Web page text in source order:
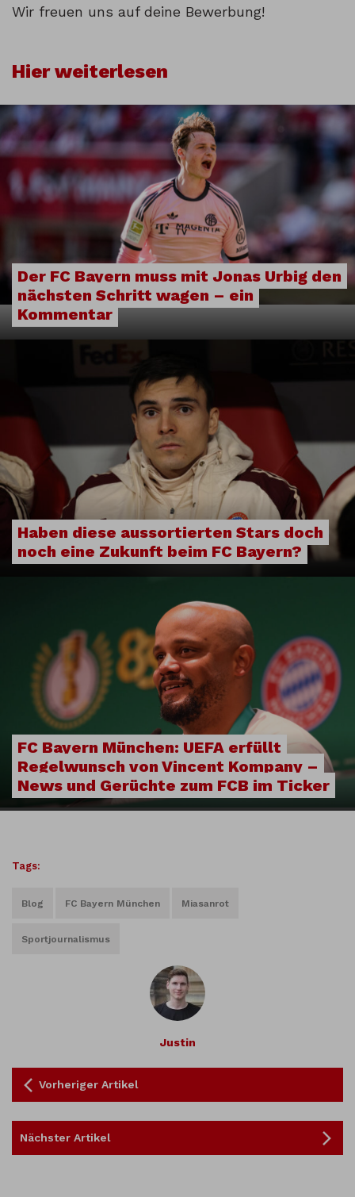
Wir freuen uns auf deine Bewerbung!
Hier weiterlesen
Der FC Bayern muss mit Jonas Urbig den
nächsten Schritt wagen – ein
Kommentar
Haben diese aussortierten Stars doch
noch eine Zukunft beim FC Bayern?
FC Bayern München: UEFA erfüllt
Regelwunsch von Vincent Kompany –
News und Gerüchte zum FCB im Ticker
Tags:
Blog FC Bayern München Miasanrot
Sportjournalismus
Justin
Vorheriger Artikel
Nächster Artikel